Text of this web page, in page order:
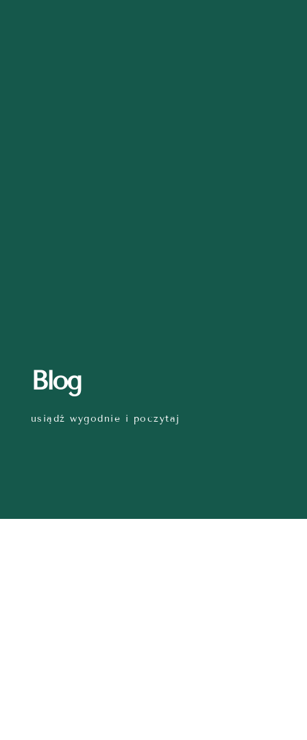
Blog
usiądź wygodnie i poczytaj